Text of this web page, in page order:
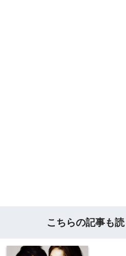
こちらの記事も